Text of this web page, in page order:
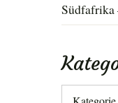
Südfafrika
Kategorien